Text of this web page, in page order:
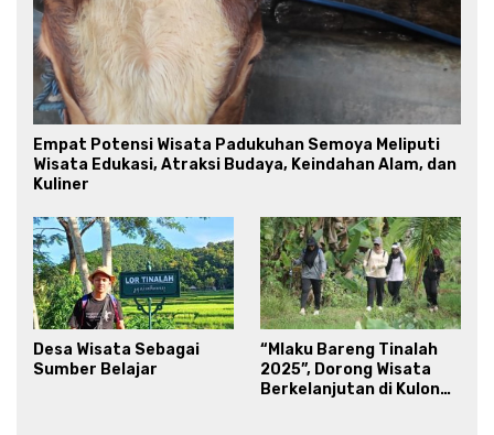
Empat Potensi Wisata Padukuhan Semoya Meliputi
Wisata Edukasi, Atraksi Budaya, Keindahan Alam, dan
Kuliner
Desa Wisata Sebagai
Sumber Belajar
“Mlaku Bareng Tinalah
2025”, Dorong Wisata
Berkelanjutan di Kulon